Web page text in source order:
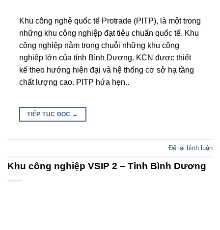
Khu công nghệ quốc tế Protrade (PITP), là một trong
những khu công nghiệp đạt tiêu chuẩn quốc tế. Khu
công nghiệp nằm trong chuỗi những khu công
nghiệp lớn của tỉnh Bình Dương. KCN được thiết
kế theo hướng hiện đại và hệ thống cơ sở hạ tầng
chất lượng cao. PITP hứa hẹn..
TIẾP TỤC ĐỌC →
Để lại bình luận
Khu công nghiệp VSIP 2 – Tỉnh Bình Dương